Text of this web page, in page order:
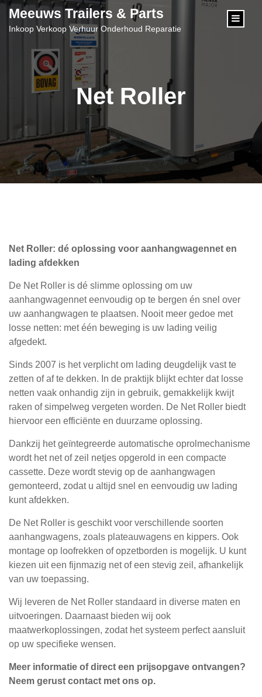
content
Meeuws Trailers & Parts
Inkoop Verkoop Verhuur Onderhoud Reparatie
Net Roller
Net Roller: dé oplossing voor aanhangwagennet en
lading afdekken
De Net Roller is dé slimme oplossing om uw
aanhangwagennet eenvoudig op te bergen én snel over
uw aanhangwagen te plaatsen. Nooit meer gedoe met
losse netten: met één beweging is uw lading veilig
afgedekt.
Sinds 2007 is het verplicht om lading deugdelijk vast te
zetten of af te dekken. In de praktijk blijkt echter dat losse
netten vaak onhandig zijn in gebruik, gemakkelijk kwijt
raken of simpelweg vergeten worden. De Net Roller biedt
hiervoor een efficiënte en duurzame oplossing.
Dankzij het geïntegreerde automatische oprolmechanisme
wordt het net of zeil netjes opgerold in een compacte
cassette. Deze wordt stevig op de aanhangwagen
gemonteerd, zodat u altijd snel en eenvoudig uw lading
kunt afdekken.
De Net Roller is geschikt voor verschillende soorten
aanhangwagens, zoals plateauwagens en kippers. Ook
montage op loofrekken of opzetborden is mogelijk. U kunt
kiezen uit een fijnmazig net of een stevig zeil, afhankelijk
van uw toepassing.
Wij leveren de Net Roller standaard in diverse maten en
uitvoeringen. Daarnaast bieden wij ook
maatwerkoplossingen, zodat het systeem perfect aansluit
op uw specifieke wensen.
Meer informatie of direct een prijsopgave ontvangen?
Neem gerust contact met ons op.